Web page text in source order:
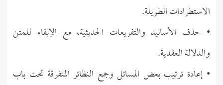
الاستطرادات الطويلة.
• حذف الأسانيد والتفريعات الحديثية، مع الإبقاء للمتن
والدلالة العقدية.
• إعادة ترتيب بعض المسائل وجمع النظائر المتفرقة تحت باب